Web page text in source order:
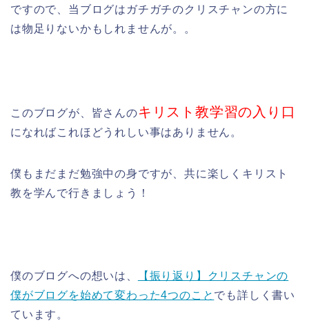
ですので、当ブログはガチガチのクリスチャンの方に
は物足りないかもしれませんが。。
このブログが、皆さんのキリスト教学習の入り口
になればこれほどうれしい事はありません。
僕もまだまだ勉強中の身ですが、共に楽しくキリスト
教を学んで行きましょう！
僕のブログへの想いは、
【振り返り】クリスチャンの
僕がブログを始めて変わった4つのこと でも詳しく書い
ています。